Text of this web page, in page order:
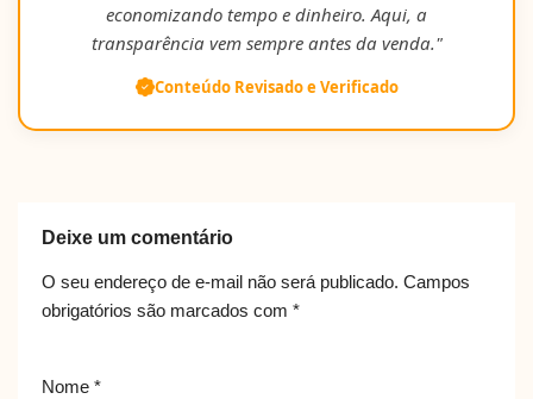
economizando tempo e dinheiro. Aqui, a
transparência vem sempre antes da venda."
Conteúdo Revisado e Verificado
Deixe um comentário
O seu endereço de e-mail não será publicado. Campos
obrigatórios são marcados com *
Nome *